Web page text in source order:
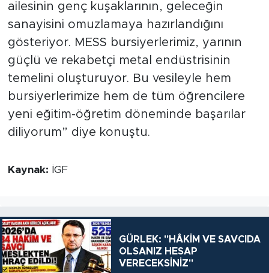
ailesinin genç kuşaklarının, geleceğin
sanayisini omuzlamaya hazırlandığını
gösteriyor. MESS bursiyerlerimiz, yarının
güçlü ve rekabetçi metal endüstrisinin
temelini oluşturuyor. Bu vesileyle hem
bursiyerlerimize hem de tüm öğrencilere
yeni eğitim-öğretim döneminde başarılar
diliyorum” diye konuştu.
Kaynak: İGF
GÜRLEK: "HÂKİM VE SAVCIDA
OLSANIZ HESAP
VERECEKSİNİZ"